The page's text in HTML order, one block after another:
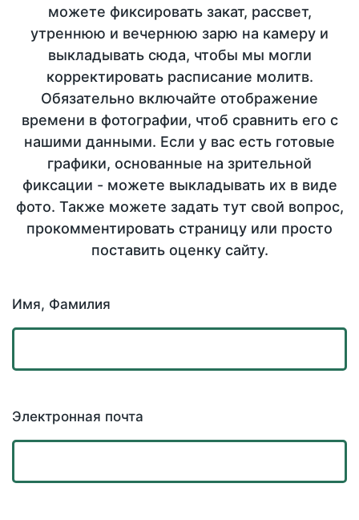
можете фиксировать закат, рассвет,
утреннюю и вечернюю зарю на камеру и
выкладывать сюда, чтобы мы могли
корректировать расписание молитв.
Обязательно включайте отображение
времени в фотографии, чтоб сравнить его с
нашими данными. Если у вас есть готовые
графики, основанные на зрительной
фиксации - можете выкладывать их в виде
фото. Также можете задать тут свой вопрос,
прокомментировать страницу или просто
поставить оценку сайту.
Имя, Фамилия
Электронная почта